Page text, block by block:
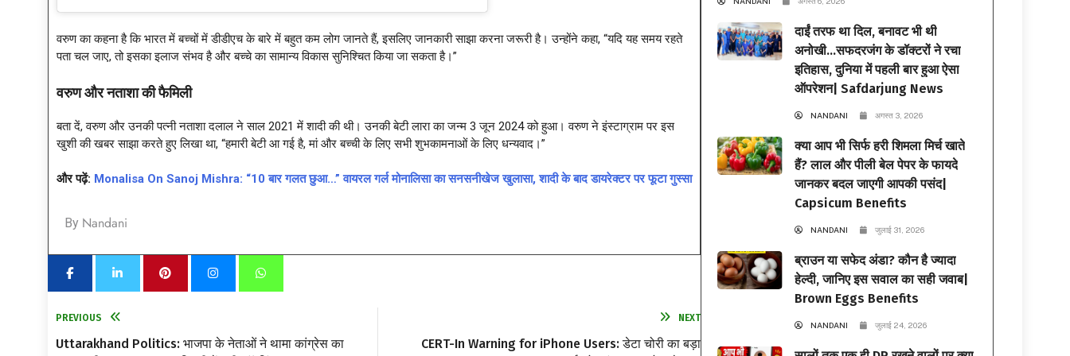
वरुण का कहना है कि भारत में बच्चों में डीडीएच के बारे में बहुत कम लोग जानते हैं, इसलिए जानकारी साझा करना जरूरी है। उन्होंने कहा, “यदि यह समय रहते
पता चल जाए, तो इसका इलाज संभव है और बच्चे का सामान्य विकास सुनिश्चित किया जा सकता है।”
वरुण और नताशा की फैमिली
बता दें, वरुण और उनकी पत्नी नताशा दलाल ने साल 2021 में शादी की थी। उनकी बेटी लारा का जन्म 3 जून 2024 को हुआ। वरुण ने इंस्टाग्राम पर इस
खुशी की खबर साझा करते हुए लिखा था, “हमारी बेटी आ गई है, मां और बच्ची के लिए सभी शुभकामनाओं के लिए धन्यवाद।”
और पढ़ें: Monalisa On Sanoj Mishra: “10 बार गलत छुआ…” वायरल गर्ल मोनालिसा का सनसनीखेज खुलासा, शादी के बाद डायरेक्टर पर फूटा गुस्सा
By Nandani
PREVIOUS
Uttarakhand Politics: भाजपा के नेताओं ने थामा कांग्रेस का
NEXT
CERT-In Warning for iPhone Users: डेटा चोरी का बड़ा
दाईं तरफ था दिल, बनावट भी थी
अनोखी…सफदरजंग के डॉक्टरों ने रचा
इतिहास, दुनिया में पहली बार हुआ ऐसा
ऑपरेशन| Safdarjung News
NANDANI अगस्त 3, 2026
क्या आप भी सिर्फ हरी शिमला मिर्च खाते
हैं? लाल और पीली बेल पेपर के फायदे
जानकर बदल जाएगी आपकी पसंद|
Capsicum Benefits
NANDANI जुलाई 31, 2026
ब्राउन या सफेद अंडा? कौन है ज्यादा
हेल्दी, जानिए इस सवाल का सही जवाब|
Brown Eggs Benefits
NANDANI जुलाई 24, 2026